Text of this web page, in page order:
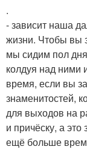
.
- зависит наша
жизни. Чтобы вы
мы сидим пол
колдуя над
время, если вы
знаменитостей,
для выходов на
и причёску, а это
ещё больше